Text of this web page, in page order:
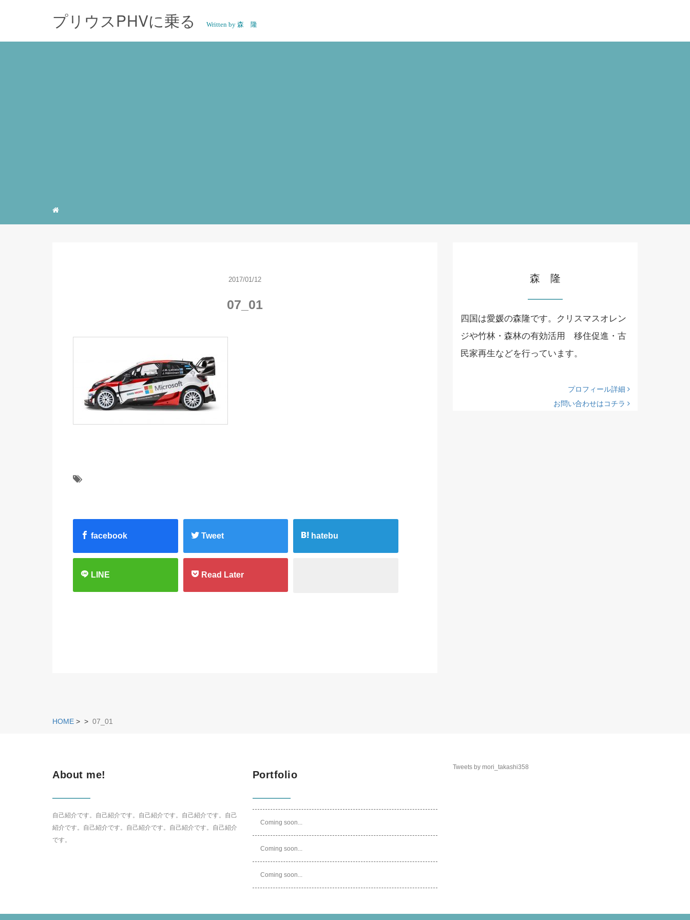
プリウスPHVに乗る Written by 森 隆
2017/01/12
07_01
facebook Tweet hatebu
LINE Read Later
森 隆
四国は愛媛の森隆です。クリスマスオレン
ジや竹林・森林の有効活用 移住促進・古
民家再生などを行っています。
プロフィール詳細
お問い合わせはコチラ
HOME > > 07_01
About me!
自己紹介です。自己紹介です。自己紹介です。自己紹介です。自己
紹介です。自己紹介です。自己紹介です。自己紹介です。自己紹介
です。
Portfolio
Coming soon...
Coming soon...
Coming soon...
Tweets by mori_takashi358